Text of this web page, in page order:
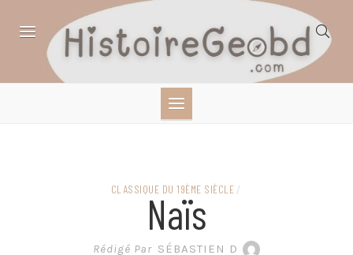
SCIENCES,
LITTÉRATURE EN
CLASSIQUE DU 19ÈME SIÈCLE /
Naïs
Rédigé Par SÉBASTIEN D